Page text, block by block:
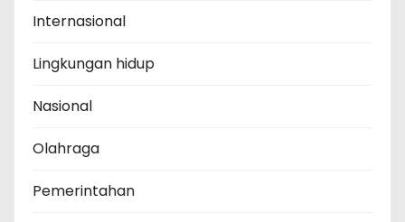
Internasional
Lingkungan hidup
Nasional
Olahraga
Pemerintahan